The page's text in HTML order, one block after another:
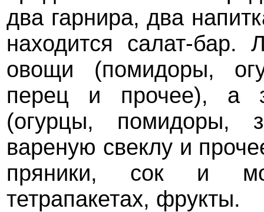
два гарнира, два
находится салат-бар.
овощи (помидоры,
перец и прочее), а
(огурцы, помидоры,
вареную свеклу и
пряники, сок и
тетрапакетах, фрукты.